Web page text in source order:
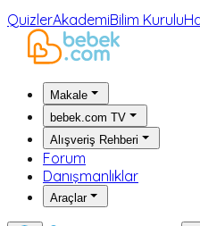
QuizlerAkademiBilim Kurulu
Makale
bebek.com TV
Alışveriş Rehberi
Forum
Danışmanlıklar
Araçlar